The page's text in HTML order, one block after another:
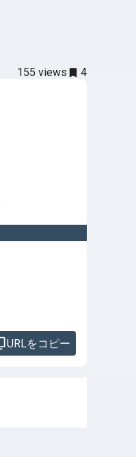
155 views 4
URLをコピー